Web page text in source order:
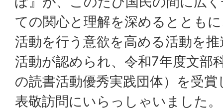
ての関心と理解を深めるととも
活動を行う意欲を高める活動を
活動が認められ、令和7年度文部
の読書活動優秀実践団体）を受
表敬訪問にいらっしゃいました。